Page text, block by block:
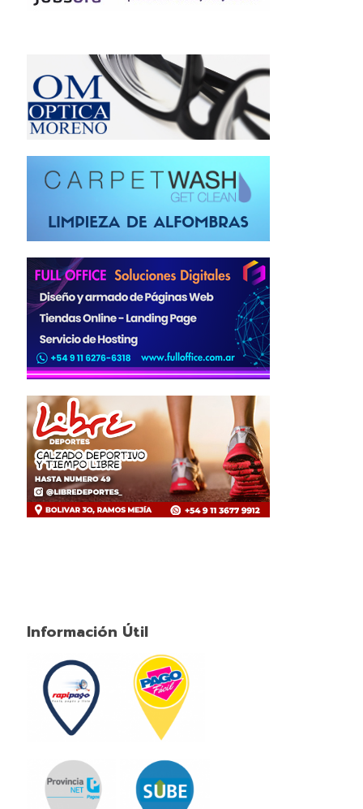
Información Útil